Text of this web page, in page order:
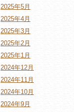
2025年5月
2025年4月
2025年3月
2025年2月
2025年1月
2024年12月
2024年11月
2024年10月
2024年9月